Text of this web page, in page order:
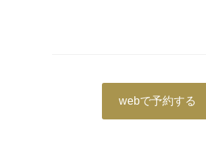
webで予約する